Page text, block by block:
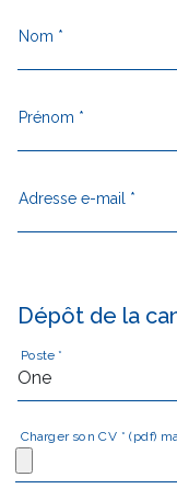
Nom *
Prénom *
Adresse e-mail *
Dépôt de la
Poste *
Charger son CV * (pdf)